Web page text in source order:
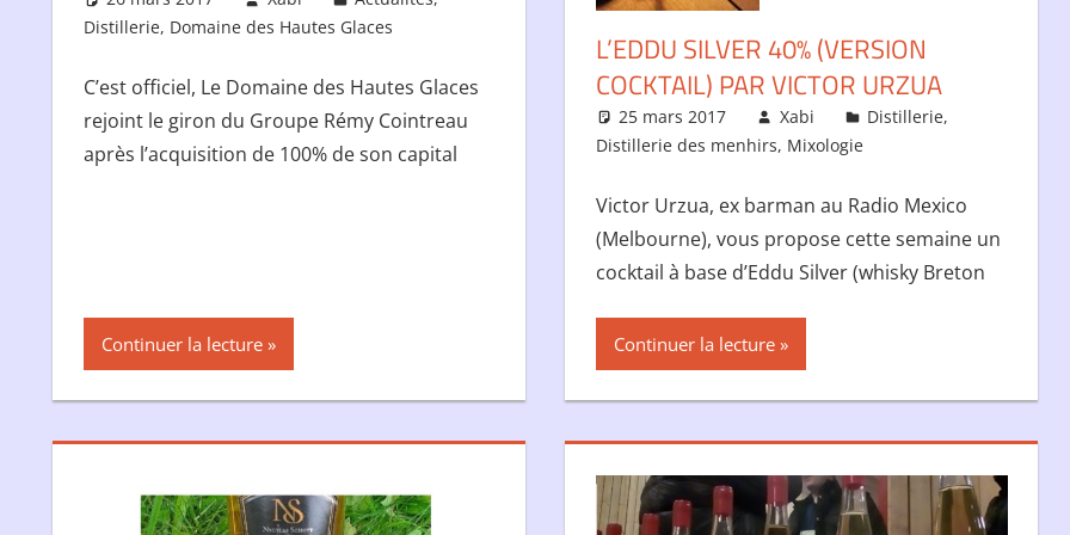
Distillerie, Domaine des Hautes Glaces
C’est officiel, Le Domaine des Hautes Glaces
rejoint le giron du Groupe Rémy Cointreau
après l’acquisition de 100% de son capital
Continuer la lecture
L’EDDU SILVER 40% (VERSION
COCKTAIL) PAR VICTOR URZUA
25 mars 2017 Xabi Distillerie,
Distillerie des menhirs, Mixologie
Victor Urzua, ex barman au Radio Mexico
(Melbourne), vous propose cette semaine un
cocktail à base d’Eddu Silver (whisky Breton
Continuer la lecture